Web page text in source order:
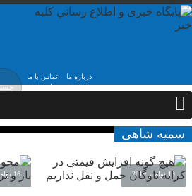
تماس با ما درباره ما
جمعه, ۱۶ مرداد , ۱۴۰۵
سمیه شاهی
19 نوامبر 2019 16 نوامبر 2019